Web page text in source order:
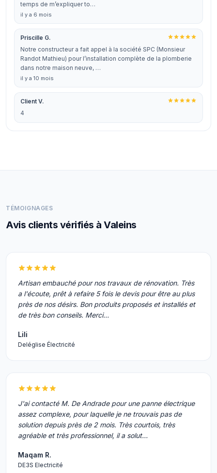
temps de m’expliquer to…
il y a 6 mois
Priscille G.
Notre constructeur a fait appel à la société SPC (Monsieur
Randot Mathieu) pour l’installation complète de la plomberie
dans notre maison neuve, …
il y a 10 mois
Client V.
4
TÉMOIGNAGES
Avis clients vérifiés à Valeins
Artisan embauché pour nos travaux de rénovation. Très
a l'écoute, prêt à refaire 5 fois le devis pour être au plus
près de nos désirs. Bon produits proposés et installés et
de très bon conseils. Merci…
Lili
Deléglise Électricité
J'ai contacté M. De Andrade pour une panne électrique
assez complexe, pour laquelle je ne trouvais pas de
solution depuis près de 2 mois. Très courtois, très
agréable et très professionnel, il a solut…
Maqam R.
DE3S Electricité